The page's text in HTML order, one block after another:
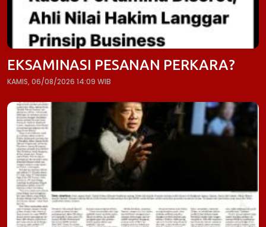
EKSAMINASI PESANAN PERKARA?
KAMIS, 06/08/2026 14:09 WIB